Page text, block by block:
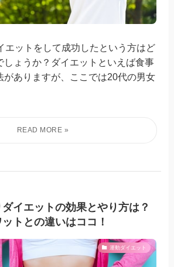
エットをして成功したという方はど
しょうか？ダイエットといえば食事
がありますが、ここでは20代の男女
イエットの効果とやり方は？
トとの違いはココ！
運動ダイエット